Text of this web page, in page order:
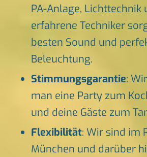
PA-Anlage, Lichttechnik
erfahrene Techniker
besten Sound und
Beleuchtung.
Stimmungsgarantie:
man eine Party zum
und deine Gäste zum
Flexibilität: Wir sind im
München und darüber